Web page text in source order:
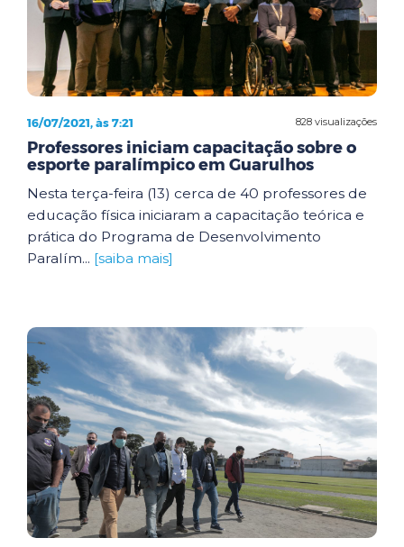
828 visualizações
16/07/2021, às 7:21
Professores iniciam capacitação sobre o
esporte paralímpico em Guarulhos
Nesta terça-feira (13) cerca de 40 professores de
educação física iniciaram a capacitação teórica e
prática do Programa de Desenvolvimento
Paralím... [saiba mais]